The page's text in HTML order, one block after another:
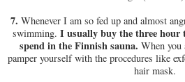
7. Whenever I am so fed up and almost
swimming. I usually buy the three
spend in the Finnish sauna. When you
pamper yourself with the procedures like
hair mask.